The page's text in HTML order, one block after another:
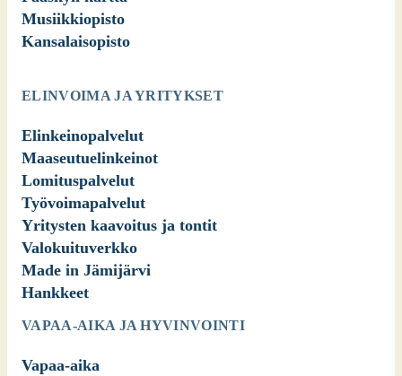
Musiikkiopisto
Kansalaisopisto
ELINVOIMA JA YRITYKSET
Elinkeinopalvelut
Maaseutuelinkeinot
Lomituspalvelut
Työvoimapalvelut
Yritysten kaavoitus ja tontit
Valokuituverkko
Made in Jämijärvi
Hankkeet
VAPAA-AIKA JA HYVINVOINTI
Vapaa-aika